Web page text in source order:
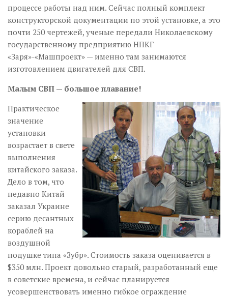
процессе работы над ним. Сейчас полный комплект
конструкторской документации по этой установке, а это
почти 250 чертежей, ученые передали Николаевскому
государственному предприятию НПКГ
«Заря»-«Машпроект» — именно там занимаются
изготовлением двигателей для СВП.
Малым СВП — большое плавание!
Практическое
значение
установки
возрастает в свете
выполнения
китайского заказа.
Дело в том, что
недавно Китай
заказал Украине
серию десантных
кораблей на
воздушной
подушке типа «Зубр». Стоимость заказа оценивается в
$350 млн. Проект довольно старый, разработанный еще
в советские времена, и сейчас планируется
усовершенствовать именно гибкое ограждение